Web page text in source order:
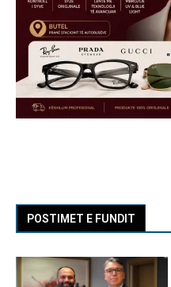
POSTIMET E FUNDIT